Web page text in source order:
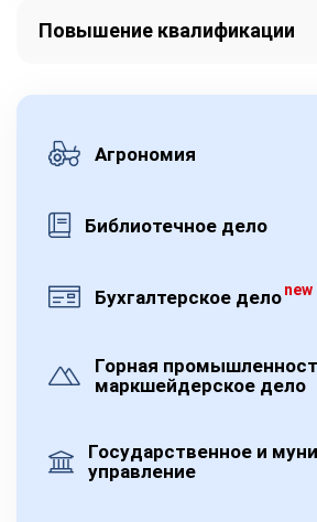
Повышение квалификации
Агрономия
Библиотечное дело
Бухгалтерское делоnew
Горная
маркшейдерское дело
Государственное и
управление